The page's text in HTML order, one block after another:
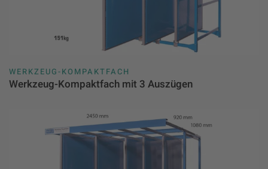
WERKZEUG-KOMPAKTFACH
Werkzeug-Kompaktfach mit 3 Auszügen